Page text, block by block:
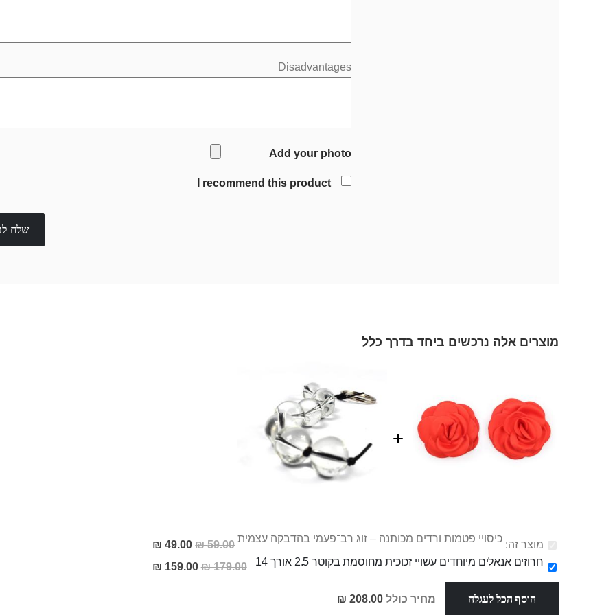
Disadvantages
Add your photo
I recommend this product
שלח
מוצרים אלה נרכשים ביחד בדרך כלל
מוצר זה:
כיסויי פטמות ורדים מכותנה – זוג רב־פעמי בהדבקה עצמית
59.00 ₪
מחיר
מבצע
49.00 ₪
חרוזים אנאלים מיוחדים עשויי זכוכית מחוסמת בקוטר 2.5 אורך 14
179.00 ₪
מחיר
159.00 ₪
הוסף הכל לעגלה מחיר כולל 208.00 ₪